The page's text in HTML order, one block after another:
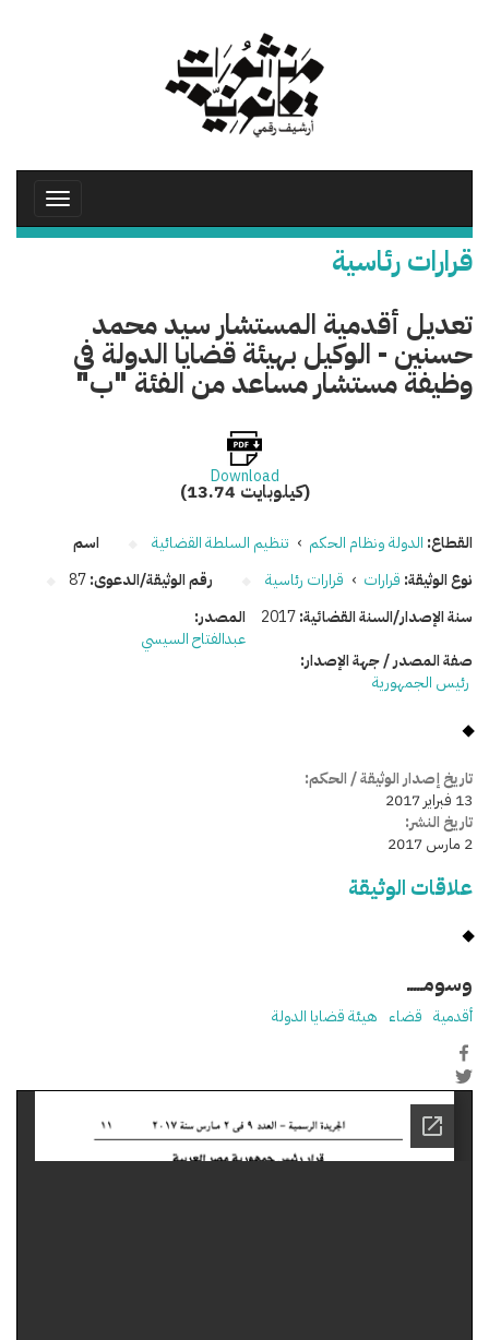
Toggle
قرارات رئاسية
تعديل أقدمية المستشار سيد محمد
حسنين - الوكيل بهيئة قضايا الدولة في
وظيفة مستشار مساعد من الفئة "ب"
Download
(13.74 كيلوبايت)
القطاع: الدولة ونظام الحكم › تنظيم السلطة القضائية
نوع الوثيقة: قرارات › قرارات رئاسية رقم الوثيقة/الدعوى:87
سنة الإصدار/السنة القضائية:2017
اسم
المصدر:
عبدالفتاح السيسي
صفة المصدر / جهة الإصدار:
رئيس الجمهورية
تاريخ إصدار الوثيقة / الحكم:
13 فبراير 2017
تاريخ النشر:
2 مارس 2017
علاقات الوثيقة
وسومـــــ
أقدمية قضاء هيئة قضايا الدولة